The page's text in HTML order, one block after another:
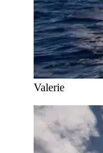
Valerie